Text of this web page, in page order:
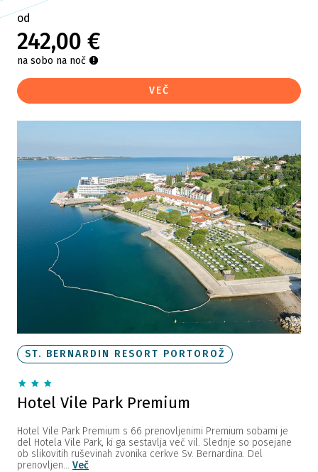
od
242,00 €
na sobo na noč
VEČ
ST. BERNARDIN RESORT PORTOROŽ
Hotel Vile Park Premium
Hotel Vile Park Premium s 66 prenovljenimi Premium sobami je
del Hotela Vile Park, ki ga sestavlja več vil. Slednje so posejane
ob slikovitih ruševinah zvonika cerkve Sv. Bernardina. Del
prenovljen... Več